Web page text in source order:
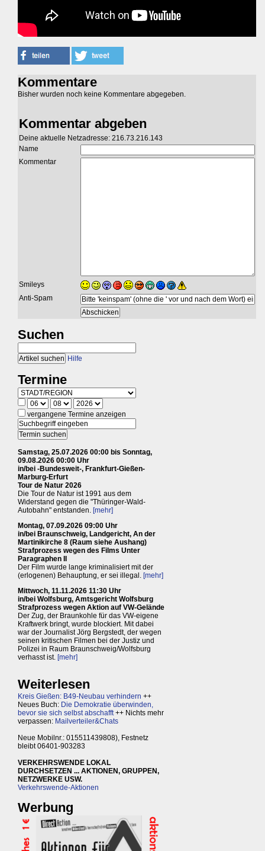
Kommentare
Bisher wurden noch keine Kommentare abgegeben.
Kommentar abgeben
Deine aktuelle Netzadresse: 216.73.216.143
Name
Kommentar
Smileys
Anti-Spam
Suchen
Hilfe
Termine
vergangene Termine anzeigen
Samstag, 25.07.2026 00:00 bis Sonntag,
09.08.2026 00:00 Uhr
in/bei -Bundesweit-, Frankfurt-Gießen-
Marburg-Erfurt
Tour de Natur 2026
Die Tour de Natur ist 1991 aus dem
Widerstand gegen die "Thüringer-Wald-
Autobahn" entstanden. [mehr]
Montag, 07.09.2026 09:00 Uhr
in/bei Braunschweig, Landgericht, An der
Martinikirche 8 (Raum siehe Aushang)
Strafprozess wegen des Films Unter
Paragraphen II
Der Film wurde lange kriminalisiert mit der
(erlogenen) Behauptung, er sei illegal. [mehr]
Mittwoch, 11.11.2026 11:30 Uhr
in/bei Wolfsburg, Amtsgericht Wolfsburg
Strafprozess wegen Aktion auf VW-Gelände
Der Zug, der Braunkohle für das VW-eigene
Kraftwerk bringt, wurde blockiert. Mit dabei
war der Journalist Jörg Bergstedt, der wegen
seinen kritischen Filmen bei der Justiz und
Polizei in Raum Braunschweig/Wolfsburg
verhasst ist. [mehr]
Weiterlesen
Kreis Gießen: B49-Neubau verhindern ++
Neues Buch: Die Demokratie überwinden,
bevor sie sich selbst abschafft++ Nichts mehr
verpassen: Mailverteiler&Chats
Neue Mobilnr.: 015511439808), Festnetz
bleibt 06401-903283
VERKEHRSWENDE LOKAL
DURCHSETZEN ... AKTIONEN, GRUPPEN,
NETZWERKE USW.
Verkehrswende-Aktionen
Werbung